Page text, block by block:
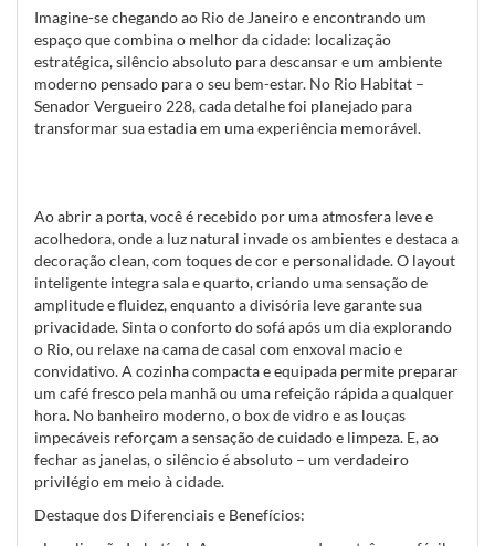
Imagine-se chegando ao Rio de Janeiro e encontrando um
espaço que combina o melhor da cidade: localização
estratégica, silêncio absoluto para descansar e um ambiente
moderno pensado para o seu bem-estar. No Rio Habitat –
Senador Vergueiro 228, cada detalhe foi planejado para
transformar sua estadia em uma experiência memorável.
Ao abrir a porta, você é recebido por uma atmosfera leve e
acolhedora, onde a luz natural invade os ambientes e destaca a
decoração clean, com toques de cor e personalidade. O layout
inteligente integra sala e quarto, criando uma sensação de
amplitude e fluidez, enquanto a divisória leve garante sua
privacidade. Sinta o conforto do sofá após um dia explorando
o Rio, ou relaxe na cama de casal com enxoval macio e
convidativo. A cozinha compacta e equipada permite preparar
um café fresco pela manhã ou uma refeição rápida a qualquer
hora. No banheiro moderno, o box de vidro e as louças
impecáveis reforçam a sensação de cuidado e limpeza. E, ao
fechar as janelas, o silêncio é absoluto – um verdadeiro
privilégio em meio à cidade.
Destaque dos Diferenciais e Benefícios: